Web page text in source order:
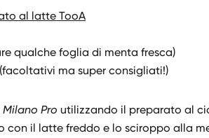
al latte TooA
qualche foglia di menta fresca)
ma super consigliati!)
Milano Pro utilizzando il preparato al
il latte freddo e lo sciroppo alla